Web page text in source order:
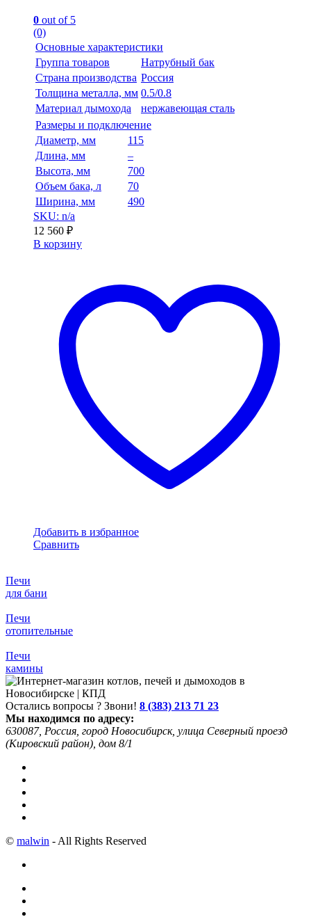
0 out of 5
(0)
Основные характеристики
Группа товаров
Натрубный бак
Страна производства Россия
Толщина металла, мм 0.5/0.8
Материал дымохода
нержавеющая сталь
Размеры и подключение
Диаметр, мм
115
Длина, мм
–
Высота, мм
700
Объем бака, л
70
Ширина, мм
490
SKU: n/a
12 560 ₽
В корзину
Добавить в избранное
Сравнить
Печи
для бани
Печи
отопительные
Печи
камины
Остались вопросы ? Звони! 8 (383) 213 71 23
Мы находимся по адресу:
630087, Россия, город Новосибирск, улица Северный проезд
(Кировский район), дом 8/1
© malwin - All Rights Reserved